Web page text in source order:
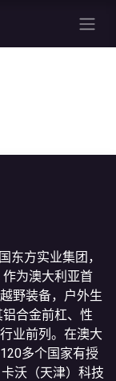
东方实业集团，
为澳大利亚首
野装备，户外生
合金前杠、性
业前列。在澳大
多个国家有授
沃（天津）科技